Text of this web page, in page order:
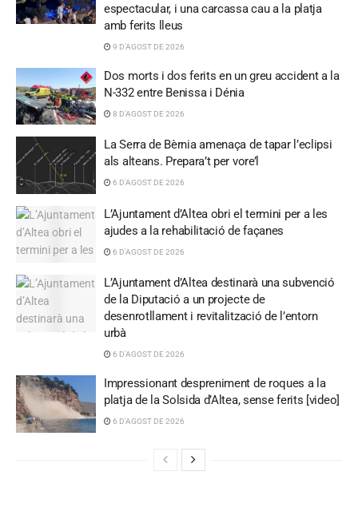
espectacular, i una carcassa cau a la platja
amb ferits lleus
9 D'AGOST DE 2026
Dos morts i dos ferits en un greu accident a la
N-332 entre Benissa i Dénia
8 D'AGOST DE 2026
La Serra de Bèrnia amenaça de tapar l’eclipsi
als alteans. Prepara’t per vore’l
6 D'AGOST DE 2026
L’Ajuntament d’Altea obri el termini per a les
ajudes a la rehabilitació de façanes
6 D'AGOST DE 2026
L’Ajuntament d’Altea destinarà una subvenció
de la Diputació a un projecte de
desenrotllament i revitalització de l’entorn
urbà
6 D'AGOST DE 2026
Impressionant despreniment de roques a la
platja de la Solsida d’Altea, sense ferits [video]
6 D'AGOST DE 2026